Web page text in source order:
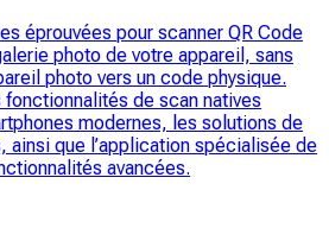
éprouvées pour scanner QR Code
photo de votre appareil, sans
photo vers un code physique.
de scan natives
modernes, les solutions de
ainsi que l’application spécialisée de
avancées.